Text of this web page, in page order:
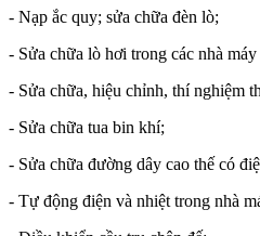
- Nạp ắc quy; sửa chữa đèn lò;
- Sửa chữa lò hơi trong các nhà
- Sửa chữa, hiệu chỉnh, thí nghiệm
- Sửa chữa tua bin khí;
- Sửa chữa đường dây cao thế có
- Tự động điện và nhiệt trong nhà